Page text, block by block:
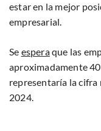
estar en la mejor
empresarial.
Se esperaque las
aproximadamente
representaría la cifra
2024.